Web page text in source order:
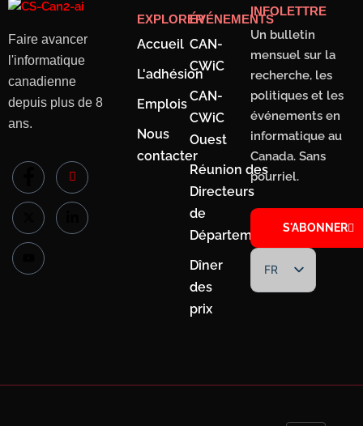
Faire avancer
l'informatique
canadienne
depuis plus de 8
ans.
EXPLORER
Accueil
L'adhésion
Emplois
Nous
contacter
ÉVÉNEMENTS
CAN-
CWiC
CAN-
CWiC
Ouest
Réunion des
Directeurs
de
Département
Dîner
des
prix
INFOLETTRE
Un bulletin
mensuel sur la
recherche, les
politiques et les
événements en
informatique au
Canada. Sans
pourriel.
S'ABONNER
FR
EN